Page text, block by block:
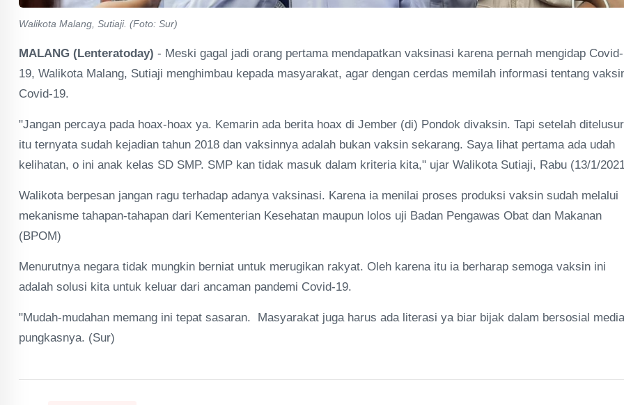
Walikota Malang, Sutiaji. (Foto: Sur)
MALANG (Lenteratoday) - Meski gagal jadi orang pertama mendapatkan vaksinasi karena pernah mengidap Covid-
19, Walikota Malang, Sutiaji menghimbau kepada masyarakat, agar dengan cerdas memilah informasi tentang
Covid-19.
"Jangan percaya pada hoax-hoax ya. Kemarin ada berita hoax di Jember (di) Pondok divaksin. Tapi setelah
itu ternyata sudah kejadian tahun 2018 dan vaksinnya adalah bukan vaksin sekarang. Saya lihat pertama ada udah
kelihatan, o ini anak kelas SD SMP. SMP kan tidak masuk dalam kriteria kita," ujar Walikota Sutiaji, Rabu (13/1/
Walikota berpesan jangan ragu terhadap adanya vaksinasi. Karena ia menilai proses produksi vaksin sudah melalui
mekanisme tahapan-tahapan dari Kementerian Kesehatan maupun lolos uji Badan Pengawas Obat dan Makanan
(BPOM)
Menurutnya negara tidak mungkin berniat untuk merugikan rakyat. Oleh karena itu ia berharap semoga vaksin ini
adalah solusi kita untuk keluar dari ancaman pandemi Covid-19.
"Mudah-mudahan memang ini tepat sasaran. Masyarakat juga harus ada literasi ya biar bijak dalam bersosial
pungkasnya. (Sur)